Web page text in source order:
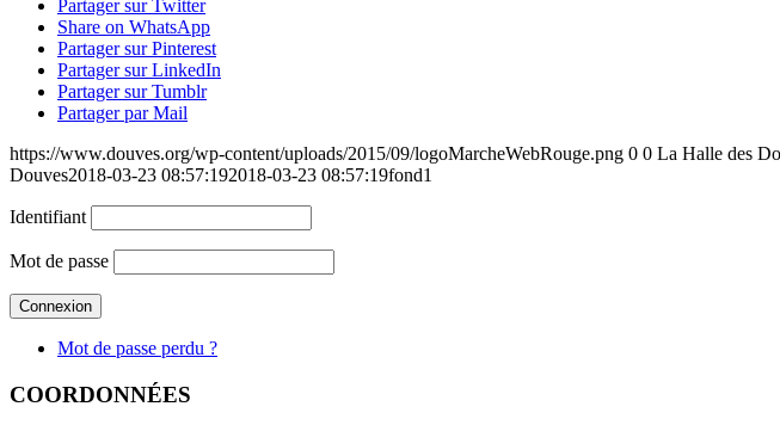
Partager sur Twitter
Share on WhatsApp
Partager sur Pinterest
Partager sur LinkedIn
Partager sur Tumblr
Partager par Mail
https://www.douves.org/wp-content/uploads/2015/09/logoMarcheWebRouge.png 0 0 La Halle des
Douves2018-03-23 08:57:192018-03-23 08:57:19fond1
Identifiant
Mot de passe
Mot de passe perdu ?
COORDONNÉES